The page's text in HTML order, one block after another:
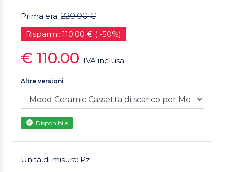
Prima era: 220.00 €
Risparmi: 110.00 € ( -50%)
€ 110.00 IVA inclusa
Altre versioni
Disponibile
Unità di misura: Pz